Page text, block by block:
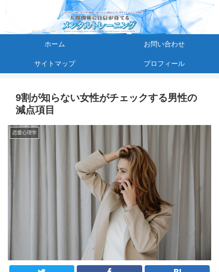
ホーム お問い合わせ
サイトマップ プロフィール
9割が知らない女性がチェックする男性の
減点項目
恋愛心理学